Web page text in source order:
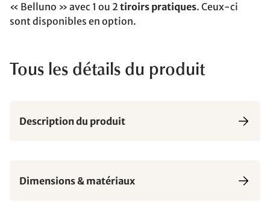
« Belluno » avec 1 ou 2 tiroirs pratiques. Ceux-ci
sont disponibles en option.
Tous les détails du produit
Description du produit
Dimensions & matériaux